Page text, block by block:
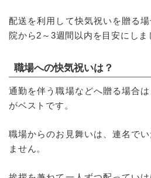
配送を利用して快気祝いを贈る
院から2～3週間以内を目安にしま
職場への快気祝いは？
通勤を伴う職場などへ贈る場合
がベストです。
職場からのお見舞いは、連名で
ません。